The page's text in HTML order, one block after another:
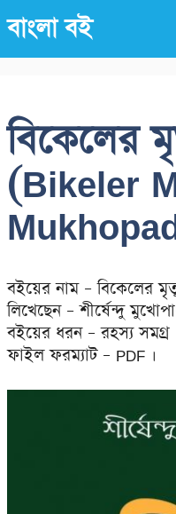
বাংলা বই
বিকেলের
(Bikeler
বইয়ের নাম – বিকেলের
লিখেছেন – শীর্ষেন্দু
বইয়ের ধরন – রহস্য সমগ্র
ফাইল ফরম্যাট – PDF ।